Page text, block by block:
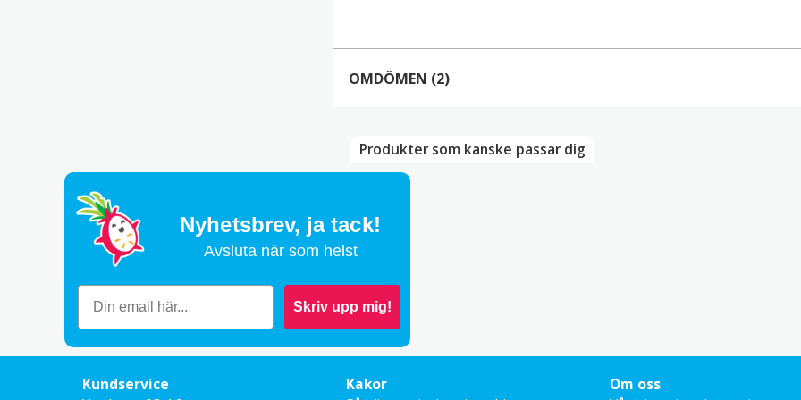
OMDÖMEN (2)
Ulrika Karlsson
Lägg till en recension
Din e-postadress kommer inte publiceras.Obligatoriska fält är
Ditt betyg
Produkter som kanske passar dig
Nyhetsbrev, ja tack!
Avsluta när som helst
Skriv upp mig!
Kundservice
Kakor
Om oss